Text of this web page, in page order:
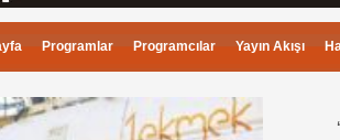
Programlar Programcılar Yayın Akışı